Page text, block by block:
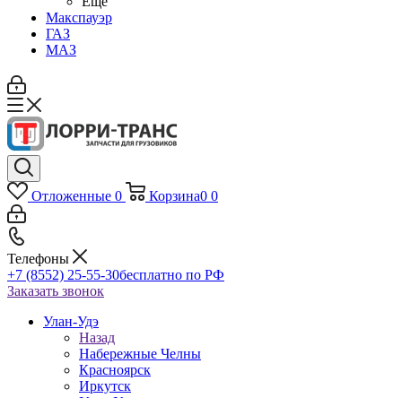
Макспауэр
ГАЗ
МАЗ
Отложенные 0 Корзина0 0
Телефоны
+7 (8552) 25-55-30бесплатно по РФ
Заказать звонок
Улан-Удэ
Назад
Набережные Челны
Красноярск
Иркутск